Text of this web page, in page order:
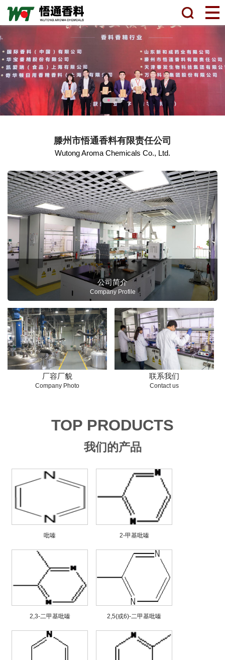
滕州市悟通香料有限责任公司
Wutong Aroma Chemicals Co., Ltd.
公司简介
Company Profile
厂容厂貌
Company Photo
联系我们
Contact us
TOP PRODUCTS
我们的产品
吡嗪 2-甲基吡嗪
2,3-二甲基吡嗪 2,5(或6)-二甲基吡嗪